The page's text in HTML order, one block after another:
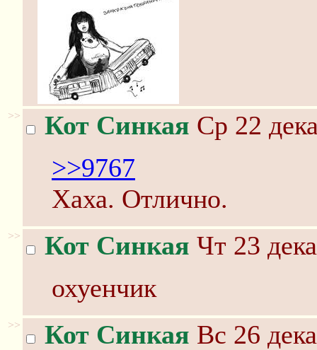
>> Кот Синкая Ср 22
>>9767
Хаха. Отлично.
>> Кот Синкая Чт 23
охуенчик
>> Кот Синкая Вс 26